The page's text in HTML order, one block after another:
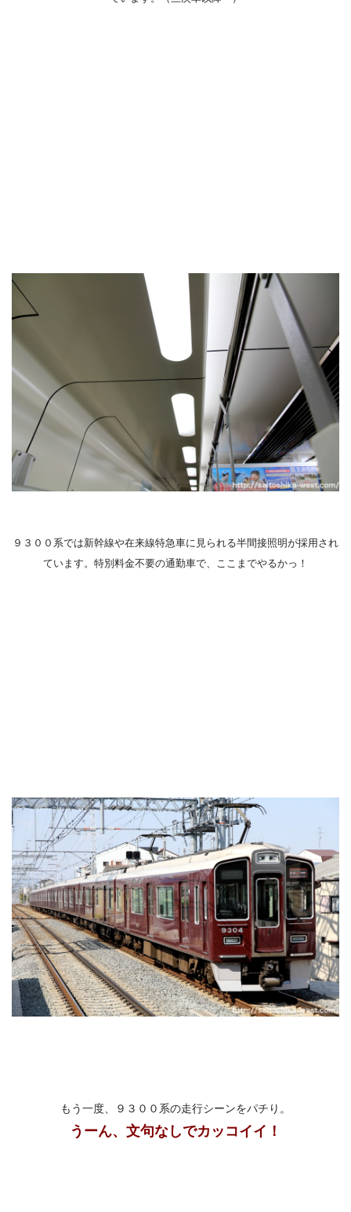
９３００系では新幹線や在来線特急車に見られる半間接照明が採用され
ています。特別料金不要の通勤車で、ここまでやるかっ！
もう一度、９３００系の走行シーンをパチり。
うーん、文句なしでカッコイイ！